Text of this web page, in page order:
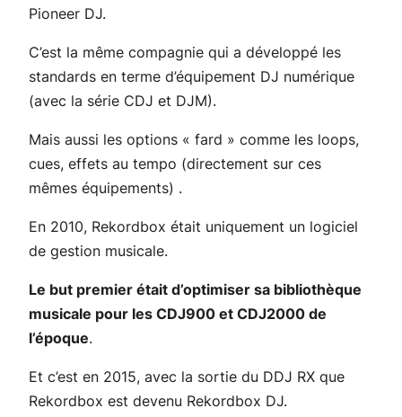
Pioneer DJ.
C’est la même compagnie qui a développé les
standards en terme d’équipement DJ numérique
(avec la série CDJ et DJM).
Mais aussi les options « fard » comme les loops,
cues, effets au tempo (directement sur ces
mêmes équipements) .
En 2010, Rekordbox était uniquement un logiciel
de gestion musicale.
Le but premier était d’optimiser sa bibliothèque
musicale pour les CDJ900 et CDJ2000 de
l’époque.
Et c’est en 2015, avec la sortie du DDJ RX que
Rekordbox est devenu Rekordbox DJ.